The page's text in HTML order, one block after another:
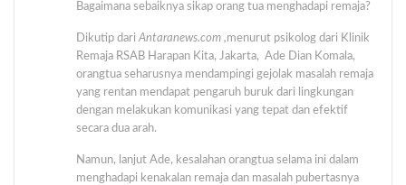
Bagaimana sebaiknya sikap orang tua menghadapi remaja?
Dikutip dari Antaranews.com ,menurut psikolog dari Klinik
Remaja RSAB Harapan Kita, Jakarta, Ade Dian Komala,
orangtua seharusnya mendampingi gejolak masalah remaja
yang rentan mendapat pengaruh buruk dari lingkungan
dengan melakukan komunikasi yang tepat dan efektif
secara dua arah.
Namun, lanjut Ade, kesalahan orangtua selama ini dalam
menghadapi kenakalan remaja dan masalah pubertasnya